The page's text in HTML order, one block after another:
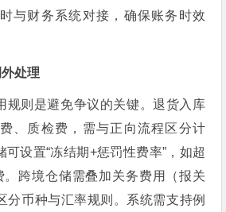
与财务系统对接，确保账务时效
处理
规则是避免争议的关键。退货入库
、质检费，需与正向流程区分计
设置“冻结期+惩罚性费率”，如超
。跨境仓储需叠加关务费用（报关
分币种与汇率规则。系统需支持例